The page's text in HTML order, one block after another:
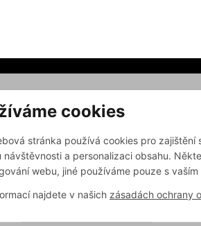
KOBERCE
PODLAHY
BYTOVÝ
cookies
stránka používá cookies pro zajištění
návštěvnosti a personalizaci obsahu.
webu, jiné používáme pouze s vaším
najdete v našich zásadách ochrany